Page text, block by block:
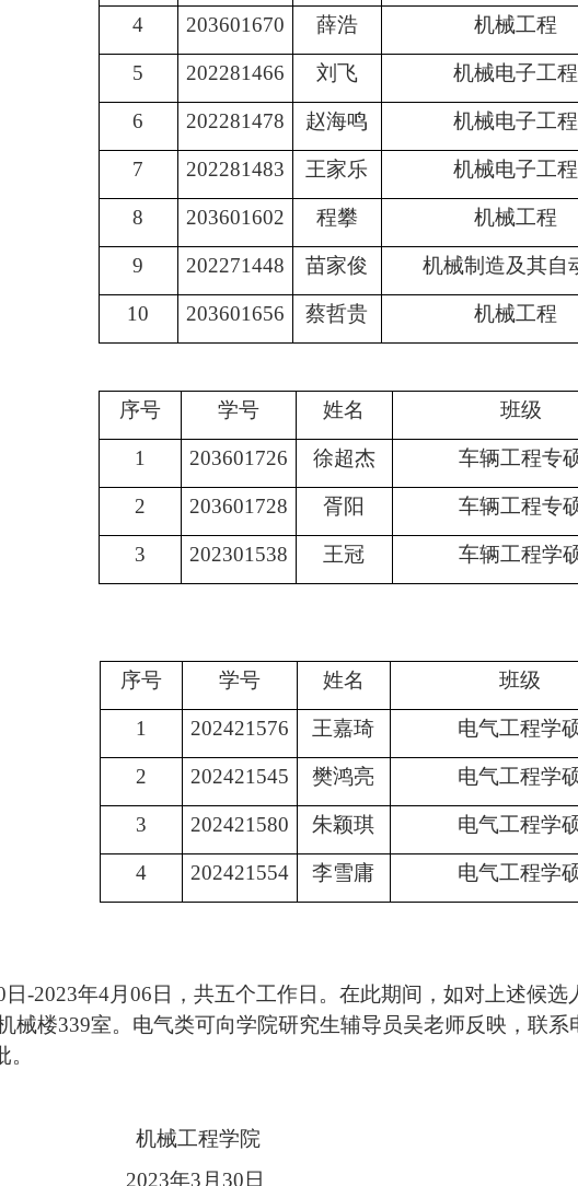
4 203601670 薛浩 机械工程
5 202281466 刘飞 机械电子工程
6 202281478 赵海鸣 机械电子工程
7 202281483 王家乐 机械电子工程
8 203601602 程攀 机械工程
9 202271448 苗家俊 机械制造及其自
10 203601656 蔡哲贵 机械工程
序号 学号 姓名 班级
1 203601726 徐超杰 车辆工程专
2 203601728 胥阳 车辆工程专
3 202301538 王冠 车辆工程学
序号 学号 姓名 班级
1 202421576 王嘉琦 电气工程学
2 202421545 樊鸿亮 电气工程学
3 202421580 朱颖琪 电气工程学
4 202421554 李雪庸 电气工程学
日-2023年4月 06 日，共五个工作日。在此期间，如对上述候
械楼339室。电气类可向学院研究生辅导员吴老师反映，联系
机械工程学院
2023年3 月 30 日